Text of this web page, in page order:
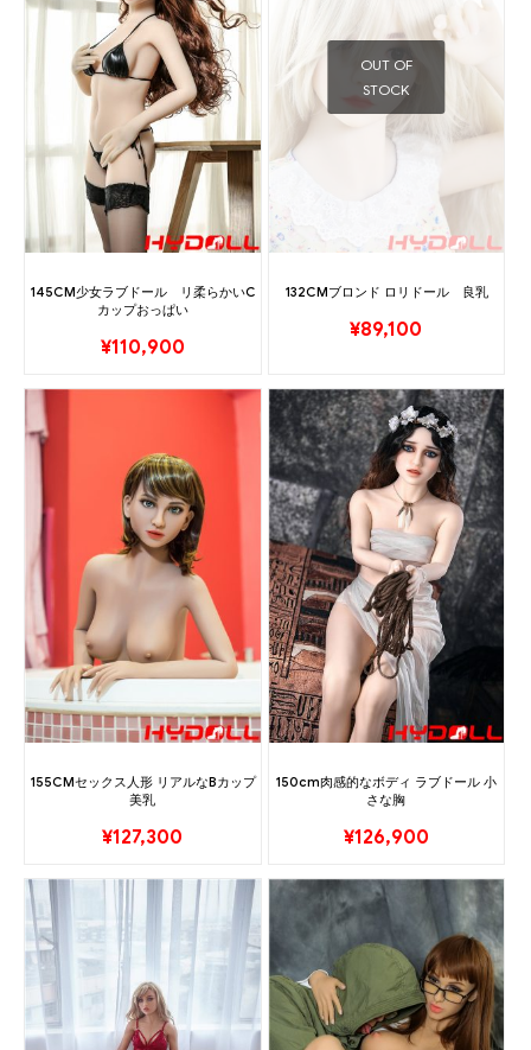
145CM少女ラブドール リ柔らかいC
カップおっぱい
¥110,900
OUT OF
STOCK
132CMブロンド ロリドール 良乳
¥89,100
155CMセックス人形 リアルなBカップ
美乳
¥127,300
150cm肉感的なボディ ラブドール 小
さな胸
¥126,900